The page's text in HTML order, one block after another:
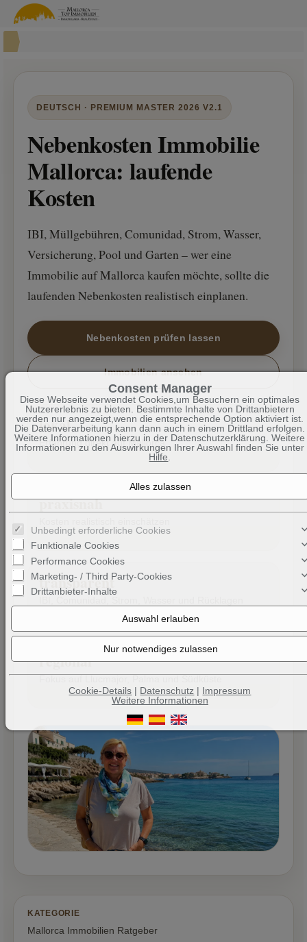
DEUTSCH · PREMIUM MASTER 2026 V2.1
Nebenkosten Immobilie
Mallorca: laufende
Kosten
IBI, Müllgebühren, Comunidad, Strom, Wasser,
Versicherung, Pool und Garten – wer eine
Immobilie auf Mallorca kaufen möchte, sollte die
laufenden Nebenkosten realistisch einplanen.
Nebenkosten prüfen lassen
Immobilien ansehen
lokal
Erfahrung direkt auf Mallorca
praxisnah
transparent
regional
KATEGORIE
Mallorca Immobilien Ratgeber
Consent Manager
Diese Webseite verwendet Cookies,um Besuchern ein optimales
Nutzererlebnis zu bieten. Bestimmte Inhalte von Drittanbietern
werden nur angezeigt,wenn die entsprechende Option aktiviert ist.
Die Datenverarbeitung kann dann auch in einem Drittland erfolgen.
Weitere Informationen hierzu in der Datenschutzerklärung. Weitere
Informationen zu den Auswirkungen Ihrer Auswahl finden Sie unter
Hilfe
Unbedingt erforderliche Cookies
Funktionale Cookies
Performance Cookies
Marketing- / Third Party-Cookies
Drittanbieter-Inhalte
Cookie-Details | Datenschutz | Impressum
Weitere Informationen